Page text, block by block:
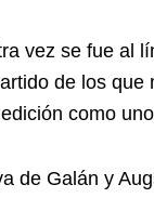
vez se fue al
de los
como
de Galán y